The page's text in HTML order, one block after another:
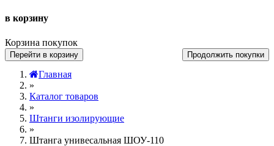
в корзину
Корзина покупок
Перейти в корзину Продолжить покупки
Главная
»
Каталог товаров
»
Штанги изолирующие
»
Штанга унивесальная ШОУ-110